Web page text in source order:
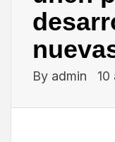
By admin 10